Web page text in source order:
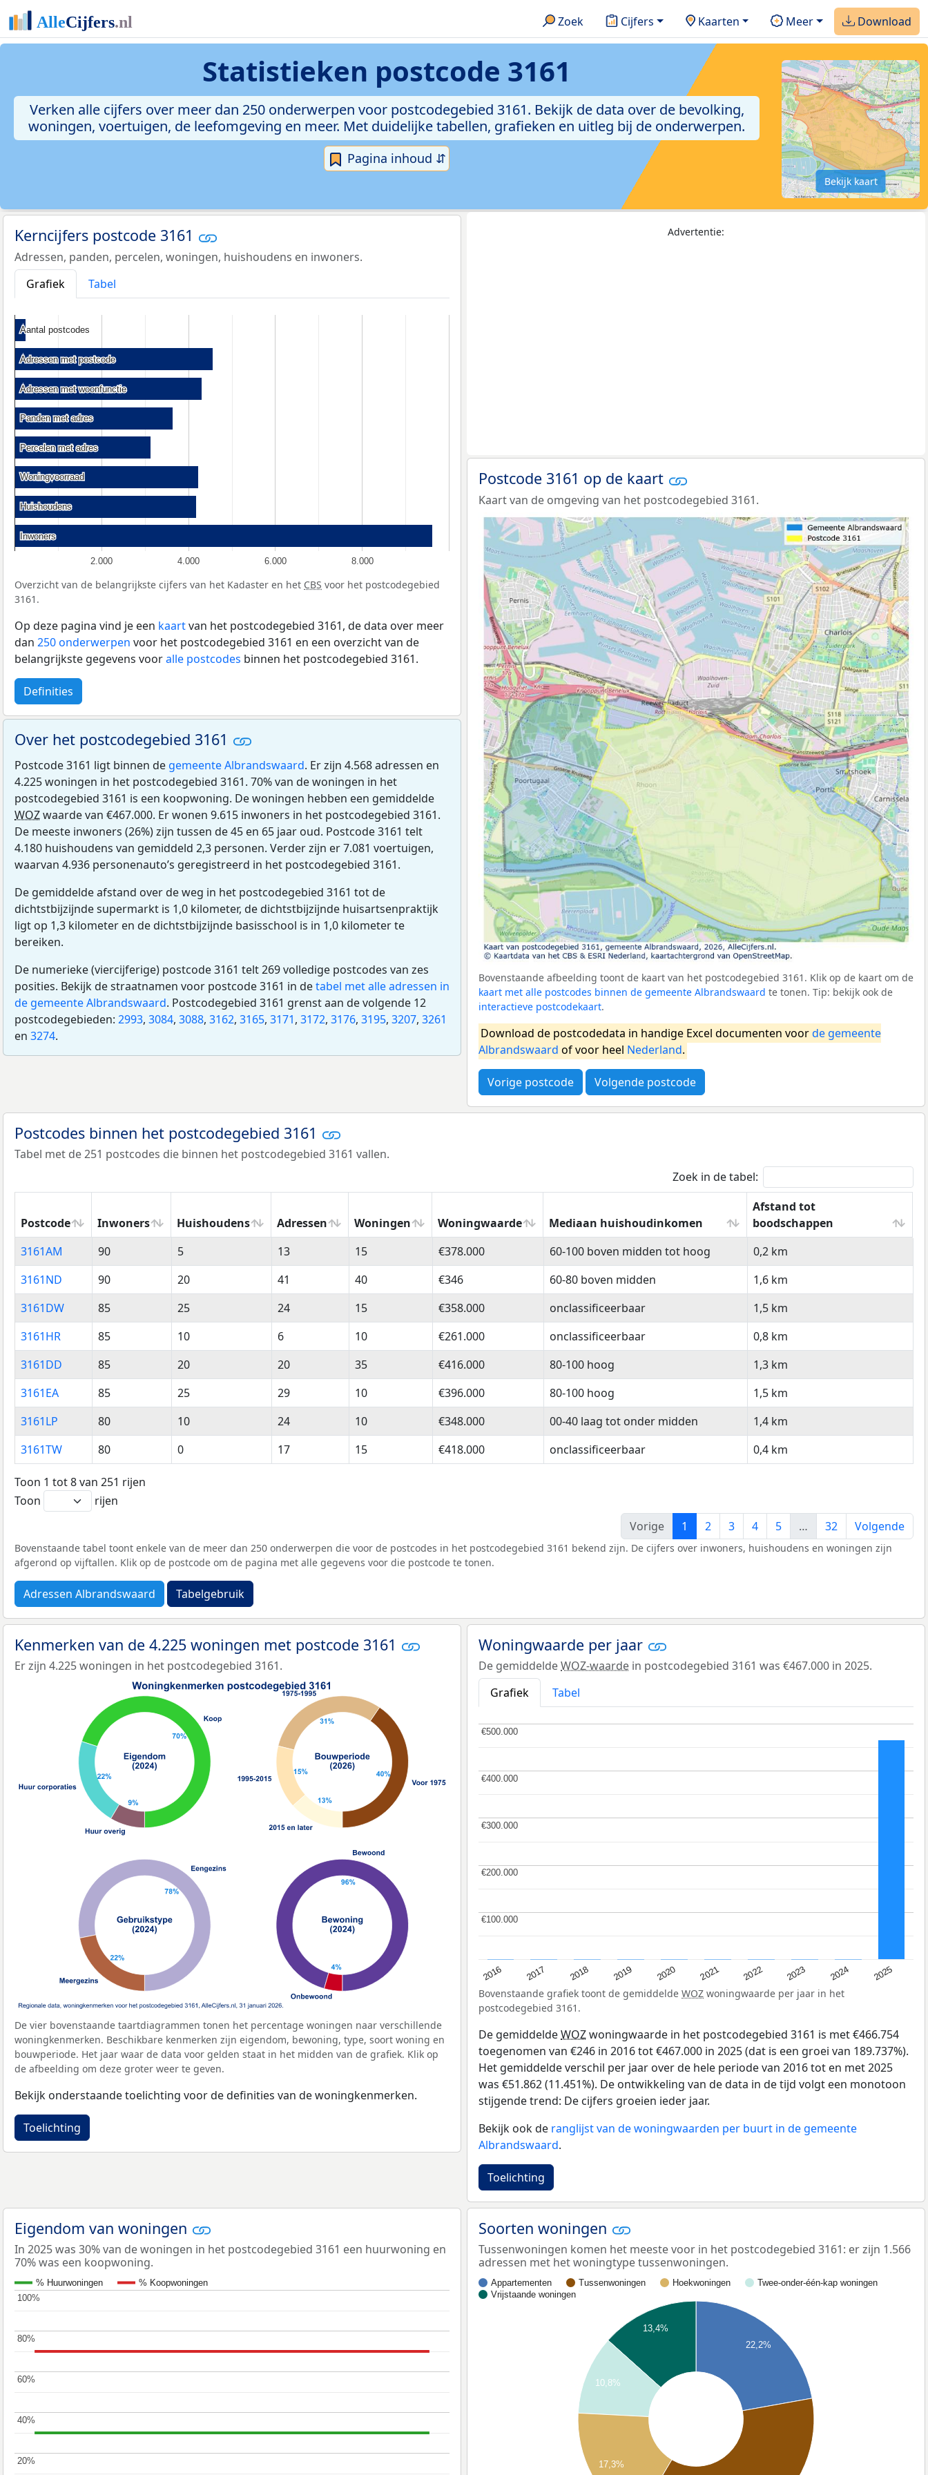
Zoek Cijfers Kaarten Meer Download
Statistieken postcode 3161
Verken alle cijfers over meer dan 250 onderwerpen voor postcodegebied 3161. Bekijk de data over de bevolking,
woningen, voertuigen, de leefomgeving en meer. Met duidelijke tabellen, grafieken en uitleg bij de onderwerpen.
Pagina inhoud ⇵
Bekijk kaart
Kerncijfers postcode 3161
Adressen, panden, percelen, woningen, huishoudens en inwoners.
Grafiek
Tabel
2.000 4.000 6.000 8.000
Aantal postcodes
Aantal postcodes
Adressen met postcode
Adressen met postcode
Adressen met woonfunctie
Adressen met woonfunctie
Panden met adres
Panden met adres
Percelen met adres
Percelen met adres
Woningvoorraad
Woningvoorraad
Huishoudens
Huishoudens
Inwoners
Inwoners
Overzicht van de belangrijkste cijfers van het Kadaster en het CBS voor het postcodegebied
3161.
Op deze pagina vind je een kaartvan het postcodegebied 3161, de data over meer
dan 250 onderwerpen voor het postcodegebied 3161 en een overzicht van de
belangrijkste gegevens vooralle postcodes binnen het postcodegebied 3161.
Definities
Over het postcodegebied 3161
Postcode 3161 ligt binnen de gemeente Albrandswaard. Er zijn 4.568 adressen en
4.225 woningen in het postcodegebied 3161. 70% van de woningen in het
postcodegebied 3161 is een koopwoning. De woningen hebben een gemiddelde
WOZwaarde van €467.000. Er wonen 9.615 inwoners in het postcodegebied 3161.
De meeste inwoners (26%) zijn tussen de 45 en 65 jaar oud. Postcode 3161 telt
4.180 huishoudens van gemiddeld 2,3 personen. Verder zijn er 7.081 voertuigen,
waarvan 4.936 personenauto’s geregistreerd in het postcodegebied 3161.
De gemiddelde afstand over de weg in het postcodegebied 3161 tot de
dichtstbijzijnde supermarkt is 1,0 kilometer, de dichtstbijzijnde huisartsenpraktijk
ligt op 1,3 kilometer en de dichtstbijzijnde basisschool is in 1,0 kilometer te
bereiken.
De numerieke (viercijferige) postcode 3161 telt 269 volledige postcodes van zes
posities. Bekijk de straatnamen voor postcode 3161 in detabel met alle adressen in
de gemeente Albrandswaard. Postcodegebied 3161 grenst aan de volgende 12
postcodegebieden: 2993, 3084, 3088, 3162, 3165, 3171, 3172, 3176, 3195, 3207, 3261
en 3274.
Advertentie:
Postcode 3161 op de kaart
Kaart van de omgeving van het postcodegebied 3161.
Bovenstaande afbeelding toont de kaart van het postcodegebied 3161. Klik op de kaart om de
kaart met alle postcodes binnen de gemeente Albrandswaard te tonen. Tip: bekijk ook de
interactieve postcodekaart.
Download de postcodedata in handige Excel documenten voorde gemeente
Albrandswaard of voor heel Nederland.
Vorige postcode Volgende postcode
Postcodes binnen het postcodegebied 3161
Tabel met de 251 postcodes die binnen het postcodegebied 3161 vallen.
Zoek in de tabel:
Postcode Inwoners Huishoudens Adressen Woningen Woningwaarde Mediaan huishoudinkomen
Afstand tot
boodschappen
Postcode
Inwoners Huishoudens Adressen Woningen Woningwaarde Mediaan huishoudinkomen
Afstand tot
boodschappen
3161AM 90 5 13 15 €378.000 60-100 boven midden tot hoog
0,2 km
3161ND
90 20 41 40 €346 60-80 boven midden
1,6 km
3161DW
85 25 24 15 €358.000 onclassificeerbaar
1,5 km
3161HR
85 10 6 10 €261.000 onclassificeerbaar
0,8 km
3161DD
85 20 20 35 €416.000 80-100 hoog
1,3 km
3161EA
85 25 29 10 €396.000 80-100 hoog
1,5 km
3161LP
80 10 24 10 €348.000 00-40 laag tot onder midden
1,4 km
3161TW
80 0 17 15 €418.000 onclassificeerbaar 0,4 km
Toon 1 tot 8 van 251 rijen
Toon
rijen
Vorige
1 2 3 4 5 … 32 Volgende
Bovenstaande tabel toont enkele van de meer dan 250 onderwerpen die voor de postcodes in het postcodegebied 3161 bekend zijn. De cijfers over inwoners, huishoudens en woningen zijn
afgerond op vijftallen. Klik op de postcode om de pagina met alle gegevens voor die postcode te tonen.
Adressen Albrandswaard Tabelgebruik
Kenmerken van de 4.225 woningen met postcode 3161
Er zijn 4.225 woningen in het postcodegebied 3161.
De vier bovenstaande taartdiagrammen tonen het percentage woningen naar verschillende
woningkenmerken. Beschikbare kenmerken zijn eigendom, bewoning, type, soort woning en
bouwperiode. Het jaar waar de data voor gelden staat in het midden van de grafiek. Klik op
de afbeelding om deze groter weer te geven.
Bekijk onderstaande toelichting voor de definities van de woningkenmerken.
Toelichting
Woningwaarde per jaar
De gemiddeldeWOZ-waarde in postcodegebied 3161 was €467.000 in 2025.
Grafiek
Tabel
2016 2017 2018 2019 2020 2021 2022 2023 2024 2025
€100.000
€100.000
€200.000
€200.000
€300.000
€300.000
€400.000
€400.000
€500.000
€500.000
Bovenstaande grafiek toont de gemiddelde WOZ woningwaarde per jaar in het
postcodegebied 3161.
De gemiddeldeWOZwoningwaarde in het postcodegebied 3161 is met €466.754
toegenomen van €246 in 2016 tot €467.000 in 2025 (dat is een groei van 189.737%).
Het gemiddelde verschil per jaar over de hele periode van 2016 tot en met 2025
was €51.862 (11.451%). De ontwikkeling van de data in de tijd volgt een monotoon
stijgende trend: De cijfers groeien ieder jaar.
Bekijk ook de ranglijst van de woningwaarden per buurt in de gemeente
Albrandswaard.
Toelichting
Eigendom van woningen
In 2025 was 30% van de woningen in het postcodegebied 3161 een huurwoning en
70% was een koopwoning.
% Huurwoningen % Koopwoningen
20%
20%
40%
40%
60%
60%
80%
80%
100%
100%
Soorten woningen
Tussenwoningen komen het meeste voor in het postcodegebied 3161: er zijn 1.566
adressen met het woningtype tussenwoningen.
Appartementen Tussenwoningen Hoekwoningen
Twee-onder-één-kap woningen
Vrijstaande woningen
22,2%
13,4%
10,8%
17,3%